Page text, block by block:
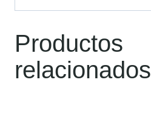
Productos
relacionados